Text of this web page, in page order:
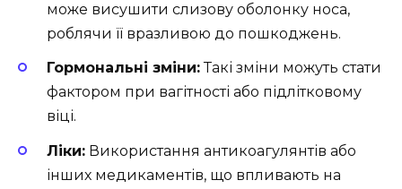
може висушити слизову оболонку носа,
роблячи її вразливою до пошкоджень.
Гормональні зміни:Такі зміни можуть стати
фактором при вагітності або підлітковому
віці.
Ліки: Використання антикоагулянтів або
інших медикаментів, що впливають на